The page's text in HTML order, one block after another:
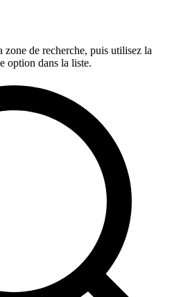
zone de recherche, puis utilisez la
option dans la liste.